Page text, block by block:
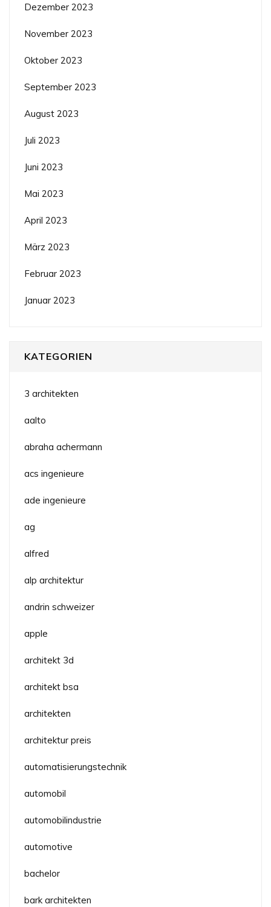
Dezember 2023
November 2023
Oktober 2023
September 2023
August 2023
Juli 2023
Juni 2023
Mai 2023
April 2023
März 2023
Februar 2023
Januar 2023
KATEGORIEN
3 architekten
aalto
abraha achermann
acs ingenieure
ade ingenieure
ag
alfred
alp architektur
andrin schweizer
apple
architekt 3d
architekt bsa
architekten
architektur preis
automatisierungstechnik
automobil
automobilindustrie
automotive
bachelor
bark architekten